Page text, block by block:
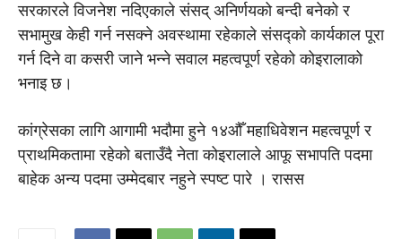
सरकारले विजनेश नदिएकाले संसद् अनिर्णयको बन्दी बनेको र
सभामुख केही गर्न नसक्ने अवस्थामा रहेकाले संसद्को कार्यकाल पूरा
गर्न दिने वा कसरी जाने भन्ने सवाल महत्वपूर्ण रहेको कोइरालाको
भनाइ छ।
कांग्रेसका लागि आगामी भदौमा हुने १४औँ महाधिवेशन महत्वपूर्ण र
प्राथमिकतामा रहेको बताउँदै नेता कोइरालाले आफू सभापति पदमा
बाहेक अन्य पदमा उम्मेदबार नहुने स्पष्ट पारे । रासस